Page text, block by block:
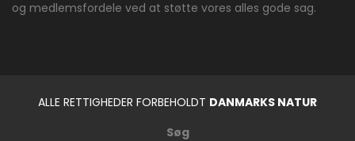
og medlemsfordele ved at støtte vores alles gode sag.
ALLE RETTIGHEDER FORBEHOLDT DANMARKS NATUR
Søg